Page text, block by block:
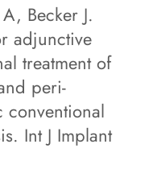
Becker J.
adjunctive
treatment of
peri-
conventional
Int J Implant